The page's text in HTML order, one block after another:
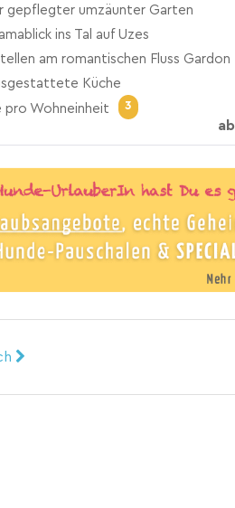
gepflegter umzäunter Garten
ins Tal auf Uzes
am romantischen Fluss Gardon
Küche
pro Wohneinheit
3
ab